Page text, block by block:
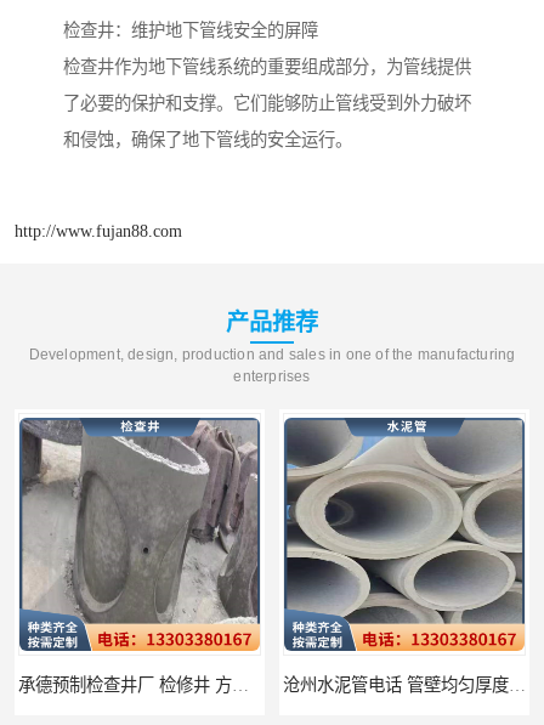
检查井：维护地下管线安全的屏障
检查井作为地下管线系统的重要组成部分，为管线提供
了必要的保护和支撑。它们能够防止管线受到外力破坏
和侵蚀，确保了地下管线的安全运行。
http://www.fujan88.com
产品推荐
Development, design, production and sales in one of the manufacturing
enterprises